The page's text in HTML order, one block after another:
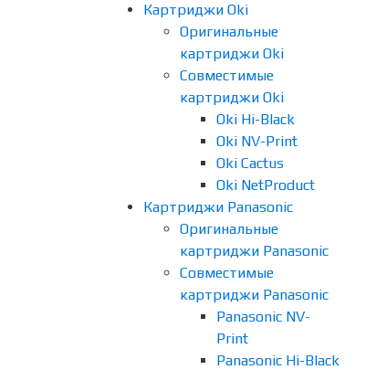
Картриджи Oki
Оригинальные
картриджи Oki
Совместимые
картриджи Oki
Oki Hi-Black
Oki NV-Print
Oki Cactus
Oki NetProduct
Картриджи Panasonic
Оригинальные
картриджи Panasonic
Совместимые
картриджи Panasonic
Panasonic NV-
Print
Panasonic Hi-Black